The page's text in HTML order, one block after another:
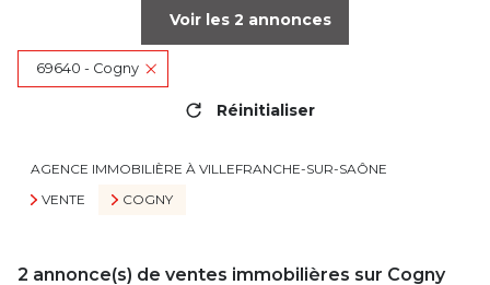
Voir les 2 annonces
69640 - Cogny
Réinitialiser
AGENCE IMMOBILIÈRE À VILLEFRANCHE-SUR-SAÔNE
VENTE
COGNY
2 annonce(s) de ventes immobilières sur Cogny